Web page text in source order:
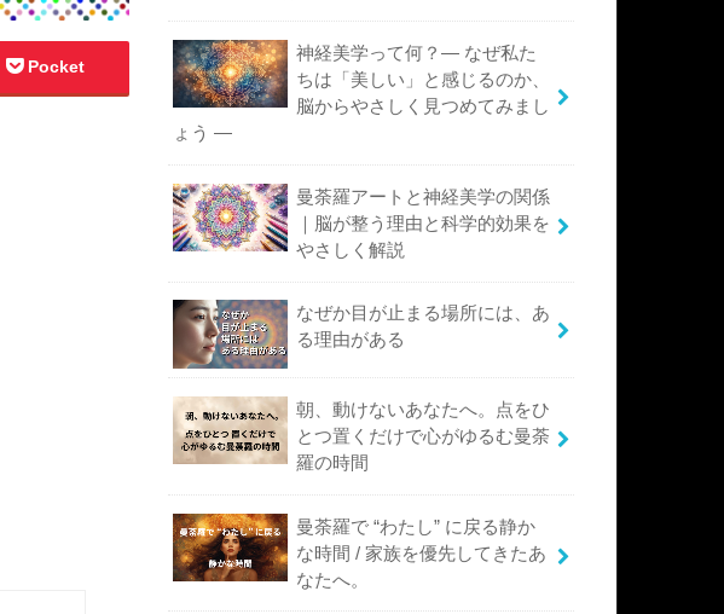
Pocket
神経美学って何？― なぜ私た
ちは「美しい」と感じるのか、
脳からやさしく見つめてみまし
ょう ―
曼荼羅アートと神経美学の関係
｜脳が整う理由と科学的効果を
やさしく解説
なぜか目が止まる場所には、あ
る理由がある
朝、動けないあなたへ。点をひ
とつ置くだけで心がゆるむ曼荼
羅の時間
曼荼羅で “わたし” に戻る静か
な時間 / 家族を優先してきたあ
なたへ。